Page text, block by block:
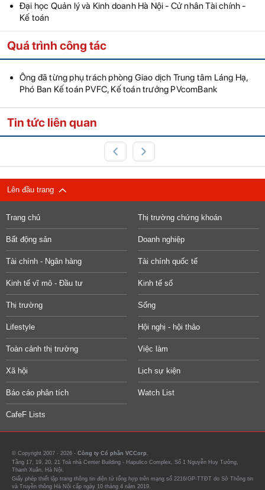
Đại học Quản lý và Kinh doanh Hà Nội - Cử nhân Tài chính -
Kế toán
Quá trình công tác
Ông đã từng phụ trách phòng Giao dịch Trung tâm Láng Hạ,
Phó Ban Kế toán PVFC, Kế toán trưởng PVcomBank
Tin tức liên quan
Lên đầu trang
Trang chủ
Bất động sản
Tài chính - Ngân hàng
Kinh tế vĩ mô - Đầu tư
Thị trường
Lifestyle
Toàn cảnh thị trường
Xã hội
Báo cáo phân tích
CafeF Lists
Thị trường chứng khoán
Doanh nghiệp
Tài chính quốc tế
Kinh tế số
Sống
Hội nghị - hội thảo
Việc làm
Lịch sự kiện
Watch List
© Copyright 2007 - 2026 - Công ty Cổ phần VCCorp.
Tầng 17, 19, 20, 21 Toà nhà Center Building - Hapulico Complex, Số 1 Nguyễn Huy Tưởng,
Thanh Xuân, Hà Nội.
Giấy phép thiết lập trang thông tin điện tử tổng hợp trên mạng số 2216/GP-TTĐT do Sở Thông tin
và Truyền thông Hà Nội cấp ngày 10 tháng 4 năm 2019.